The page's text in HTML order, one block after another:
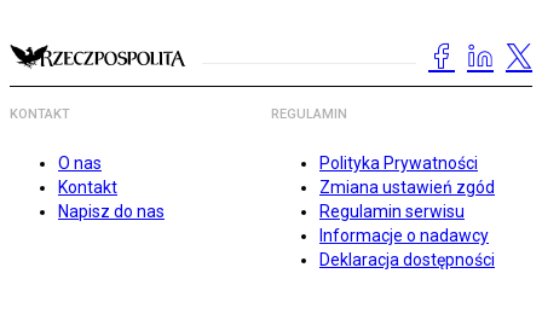
KONTAKT
O nas
Kontakt
Napisz do nas
REGULAMIN
Polityka Prywatności
Zmiana ustawień zgód
Regulamin serwisu
Informacje o nadawcy
Deklaracja dostępności